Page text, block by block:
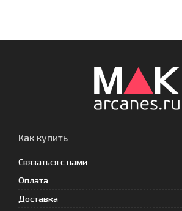
Как купить
Связаться с нами
Оплата
Доставка